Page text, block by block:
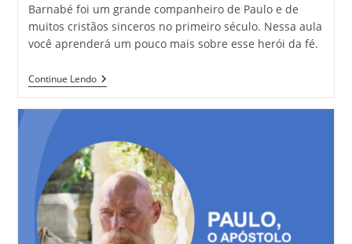
Barnabé foi um grande companheiro de Paulo e de
muitos cristãos sinceros no primeiro século. Nessa aula
você aprenderá um pouco mais sobre esse herói da fé.
Continue Lendo